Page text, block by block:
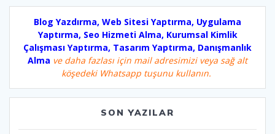
Blog Yazdırma, Web Sitesi Yaptırma, Uygulama
Yaptırma, Seo Hizmeti Alma, Kurumsal Kimlik
Çalışması Yaptırma, Tasarım Yaptırma, Danışmanlık
Alma ve daha fazlası için mail adresimizi veya sağ alt
köşedeki Whatsapp tuşunu kullanın.
SON YAZILAR